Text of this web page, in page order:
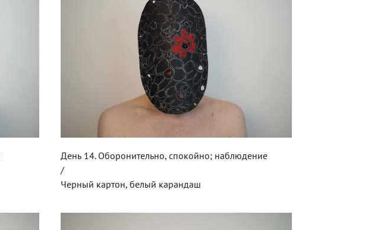
День 14. Оборонительно, спокойно; наблюдение
/
Черный картон, белый карандаш